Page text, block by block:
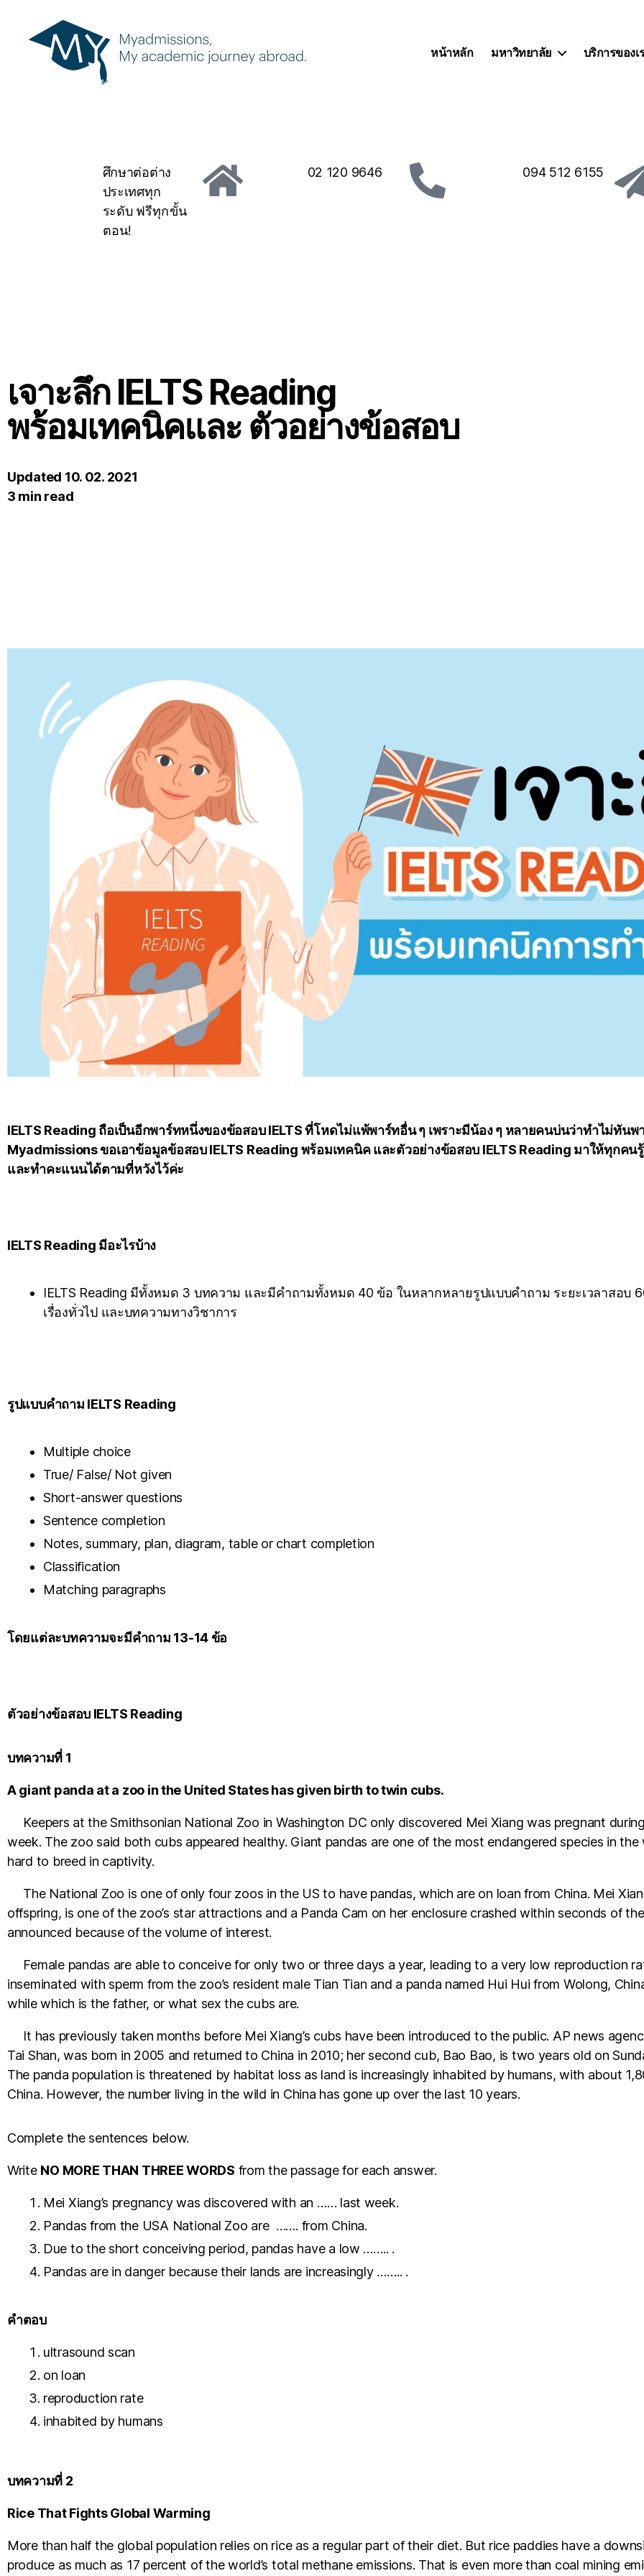
หน้าหลัก มหาวิทยาลัย บริการของเ
ศึกษาต่อต่าง
ประเทศทุก
ระดับ ฟรีทุกขั้น
ตอน!
02 120 9646 094 512 6155
เจาะลึก IELTS Reading
พร้อมเทคนิคและ ตัวอย่างข้อสอบ
Updated 10. 02. 2021
3 min read
IELTS Reading ถือเป็นอีกพาร์ทหนึ่งของข้อสอบ IELTS ที่โหดไม่แพ้พาร์ทอื่น ๆ เพราะมีน้อง ๆ หลายคนบ่นว่าทำไม่ทันพ
Myadmissions ขอเอาข้อมูลข้อสอบ IELTS Reading พร้อมเทคนิค และตัวอย่างข้อสอบ IELTS Reading มาให้ทุกคน
และทำคะแนนได้ตามที่หวังไว้ค่ะ
IELTS Reading มีอะไรบ้าง
IELTS Reading มีทั้งหมด 3 บทความ และมีคำถามทั้งหมด 40 ข้อ ในหลากหลายรูปแบบคำถาม ระยะเวลาสอบ
เรื่องทั่วไป และบทความทางวิชาการ
รูปแบบคำถาม IELTS Reading
Multiple choice
True/ False/ Not given
Short-answer questions
Sentence completion
Notes, summary, plan, diagram, table or chart completion
Classification
Matching paragraphs
โดยแต่ละบทความจะมีคำถาม 13-14 ข้อ
ตัวอย่างข้อสอบ IELTS Reading
บทความที่ 1
A giant panda at a zoo in the United States has given birth to twin cubs.
Keepers at the Smithsonian National Zoo in Washington DC only discovered Mei Xiang was pregnant
week. The zoo said both cubs appeared healthy. Giant pandas are one of the most endangered species in
hard to breed in captivity.
The National Zoo is one of only four zoos in the US to have pandas, which are on loan from China. Mei
offspring, is one of the zoo’s star attractions and a Panda Cam on her enclosure crashed within seconds of
announced because of the volume of interest.
Female pandas are able to conceive for only two or three days a year, leading to a very low reproduction
inseminated with sperm from the zoo’s resident male Tian Tian and a panda named Hui Hui from Wolong,
while which is the father, or what sex the cubs are.
It has previously taken months before Mei Xiang’s cubs have been introduced to the public. AP news
Tai Shan, was born in 2005 and returned to China in 2010; her second cub, Bao Bao, is two years old on
The panda population is threatened by habitat loss as land is increasingly inhabited by humans, with about
China. However, the number living in the wild in China has gone up over the last 10 years.
Complete the sentences below.
Write NO MORE THAN THREE WORDS from the passage for each answer.
Mei Xiang’s pregnancy was discovered with an …… last week.
Pandas from the USA National Zoo are ……. from China.
Due to the short conceiving period, pandas have a low …….. .
Pandas are in danger because their lands are increasingly …….. .
คำตอบ
ultrasound scan
on loan
reproduction rate
inhabited by humans
บทความที่ 2
Rice That Fights Global Warming
More than half the global population relies on rice as a regular part of their diet. But rice paddies have a
produce as much as 17 percent of the world’s total methane emissions. That is even more than coal mining